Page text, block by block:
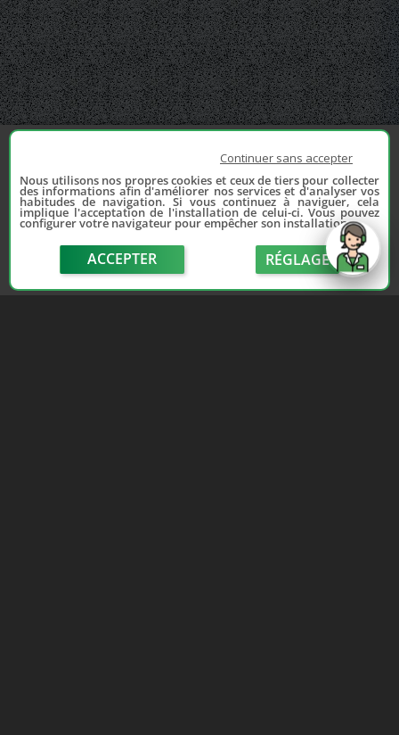
Continuer sans accepter
Nous utilisons nos propres cookies et ceux de tiers pour collecter
des informations afin d'améliorer nos services et d'analyser vos
habitudes de navigation. Si vous continuez à naviguer, cela
implique l'acceptation de l'installation de celui-ci. Vous pouvez
configurer votre navigateur pour empêcher son installation.
ACCEPTER RÉGLAGE